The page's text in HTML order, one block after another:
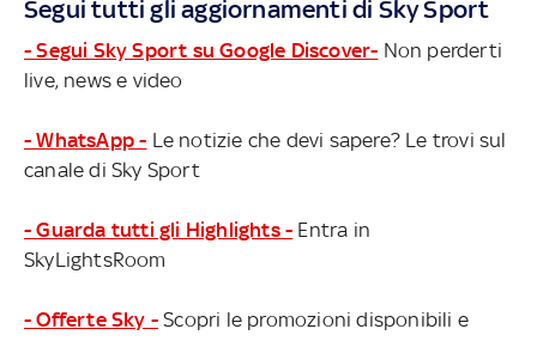
Segui tutti gli aggiornamenti di Sky Sport
- Segui Sky Sport su Google Discover- Non perderti
live, news e video
- WhatsApp - Le notizie che devi sapere? Le trovi sul
canale di Sky Sport
- Guarda tutti gli Highlights - Entra in
SkyLightsRoom
- Offerte Sky - Scopri le promozioni disponibili e